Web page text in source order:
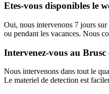
Etes-vous disponibles le
Oui, nous intervenons 7 jours
ou pendant les vacances. Nous
Intervenez-vous au
Nous intervenons dans tout le
Le materiel de detection est